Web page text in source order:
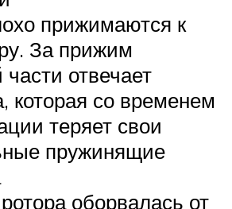
прижимаются к
За прижим
отвечает
которая со временем
теряет свои
пружинящие
оборвалась от